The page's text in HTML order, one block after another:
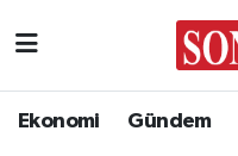
Ekonomi Gündem